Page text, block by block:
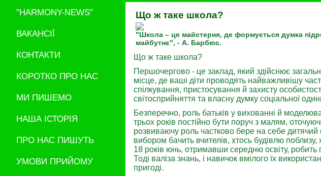
"HARMONY-NEWS"
ВАКАНСІЇ
КОНТАКТИ
КОРОТКО ПРО НАС
МИ ПИШЕМО
НАША ІСТОРІЯ
ПРО НАС ПИШУТЬ
УМОВИ ПРИЙОМУ
Що ж таке школа?
"Школа – це майстерня, де формується думка
майбутнє", - А. Барбюс.
Що ж таке школа?
Першочергово - це заклад, який здійснює
місце, де ваші діти проводять найважливішу
спілкування, пристосування й захисту
світосприйняття та власну думку соціальної
Безперечно, роль батьків у вихованні й
трьох років постійно бути поруч з малям,
розвиваючу роль частково бере на себе
вибором бачить вчителів, хтось будівлю
18 років юнь, отримавши середню освіту,
Тоді валіза знань, і навичок вмілого їх
пригоді.